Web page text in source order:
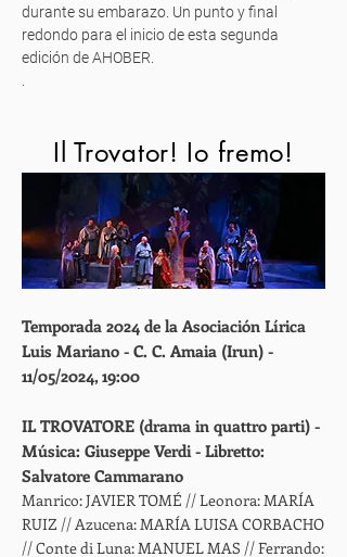
durante su embarazo. Un punto y final
redondo para el inicio de esta segunda
edición de AHOBER.
Il Trovator! Io fremo!
Temporada 2024 de la Asociación Lírica
Luis Mariano - C. C. Amaia (Irun) -
11/05/2024, 19:00
IL TROVATORE (drama in quattro parti) -
Música: Giuseppe Verdi - Libretto:
Salvatore Cammarano
Manrico: JAVIER TOMÉ // Leonora: MARÍA
RUIZ // Azucena: MARÍA LUISA CORBACHO
// Conte di Luna: MANUEL MAS // Ferrando: